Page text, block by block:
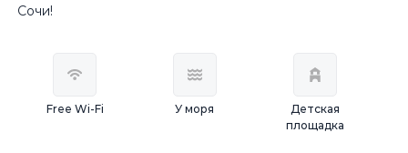
Сочи!
Free Wi-Fi У моря
Детская
площадка